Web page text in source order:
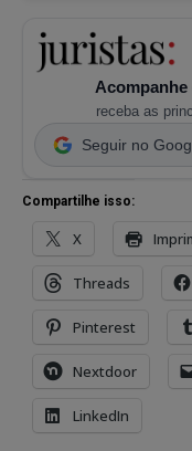
receba as
Seguir no
Compartilhe isso:
X
Threads
Pinterest
Nextdoor
LinkedIn